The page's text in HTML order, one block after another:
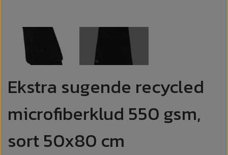
Ekstra sugende recycled
microfiberklud 550 gsm,
sort 50x80 cm